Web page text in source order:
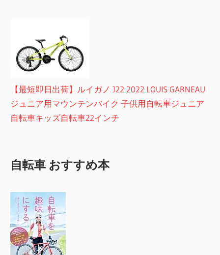
【最短即日出荷】ルイガノ J22 2022 LOUIS GARNEAU
ジュニア用マウンテンバイク 子供用自転車ジュニア
自転車キッズ自転車22インチ
自転車 おすすめ本